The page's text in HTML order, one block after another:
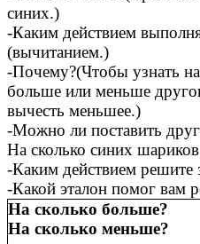
синих.)
-Каким действием
(вычитанием.)
-Почему?(Чтобы узнать
больше или меньше
вычесть меньшее.)
-Можно ли поставить
На сколько синих
-Каким действием решите
-Какой эталон помог вам
На сколько больше?
На сколько